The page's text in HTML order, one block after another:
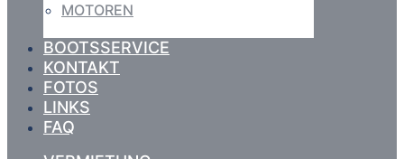
MOTOREN
BOOTSSERVICE
KONTAKT
FOTOS
LINKS
FAQ